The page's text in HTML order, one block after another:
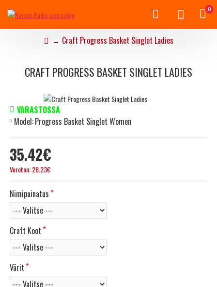
0
Craft Progress Basket Singlet Ladies
CRAFT PROGRESS BASKET SINGLET LADIES
35.42€
Veroton: 28.23€
VARASTOSSA
Model:Progress Basket Singlet Women
Nimipainatus
Craft Koot
Värit